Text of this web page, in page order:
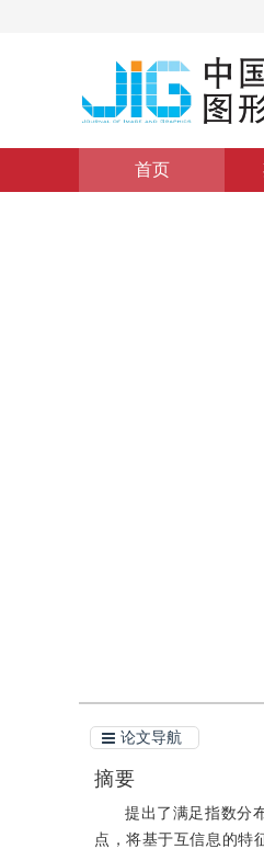
首页
论文导航
摘要
提出了满足指数分
点，将基于互信息的特